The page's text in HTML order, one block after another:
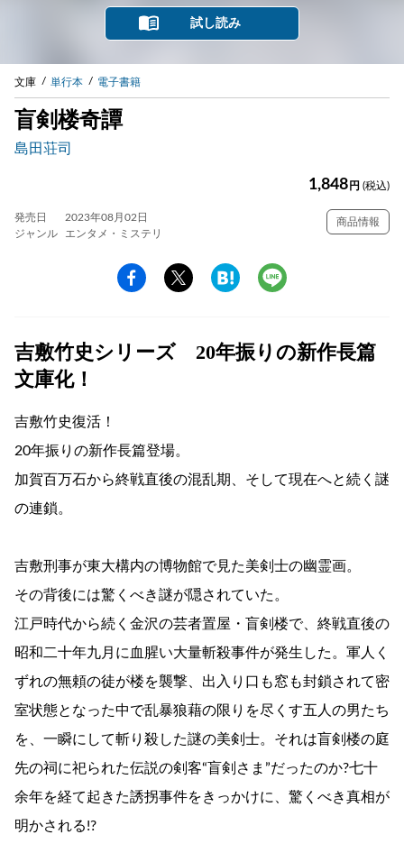
試し読み
文庫 単行本 電子書籍
盲剣楼奇譚
島田荘司
1,848 円 (税込)
発売日
2023年08月02日
ジャンル
エンタメ・ミステリ
商品情報
吉敷竹史シリーズ 20年振りの新作長篇
文庫化！
吉敷竹史復活！
20年振りの新作長篇登場。
加賀百万石から終戦直後の混乱期、そして現在へと続く謎
の連鎖。
吉敷刑事が東大構内の博物館で見た美剣士の幽霊画。
その背後には驚くべき謎が隠されていた。
江戸時代から続く金沢の芸者置屋・盲剣楼で、終戦直後の
昭和二十年九月に血腥い大量斬殺事件が発生した。軍人く
ずれの無頼の徒が楼を襲撃、出入り口も窓も封鎖されて密
室状態となった中で乱暴狼藉の限りを尽くす五人の男たち
を、一瞬にして斬り殺した謎の美剣士。それは盲剣楼の庭
先の祠に祀られた伝説の剣客“盲剣さま”だったのか?七十
余年を経て起きた誘拐事件をきっかけに、驚くべき真相が
明かされる!?